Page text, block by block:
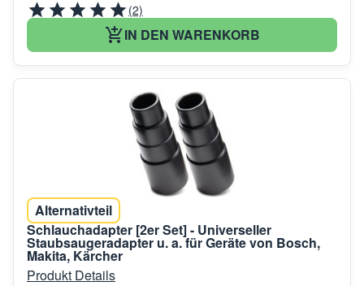
(2)
IN DEN WARENKORB
Alternativteil
Schlauchadapter [2er Set] - Universeller
Staubsaugeradapter u. a. für Geräte von Bosch,
Makita, Kärcher
Produkt Details